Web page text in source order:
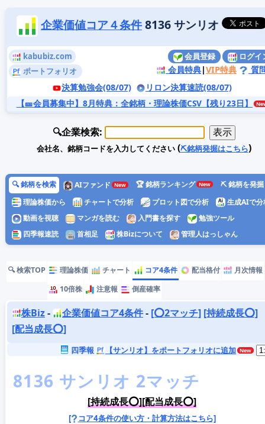
企業価値コア４条件8136 サンリオ
kabubiz.com
ポートフォリオ
会員登録 ログイ
会員特典|VIP特典
質
決算勉強会(08/07)
リロン決算速読(08/07)
【🎫会員募集中】8月特典 ：全銘柄・理論株価CSV【残り23日】
🔍企業検索:
会社名、銘柄コードを入力してください(⛏️銘柄発掘はこちら)
🔍 銘柄を検索 AIファンド 🏆 銘柄ランキング
⛏️ 銘柄を発掘
理論株価から
チャートで分析 プロット図で分析
生成AIで分
動画を視聴
マンガを読む 入門書を探す
勉強ツール
四季報速読
首相足 株Bizについて 管理人はっしゃん
🔍 検索TOP 理論株価 チャート コア4条件 配当格付
月次情報
10倍株
注意報 倒産確率
株Biz- 企業価値コア4条件- [⭕️2マッチ] [持続成長⭕️]
[配当成長⭕️]
四季報 【サンリオ】をポートフォリオに追加
[持続成長⭕️][配当成長⭕️]
[ コア4条件の使い方・計算方法はこちら]